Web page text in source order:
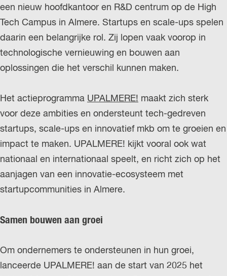
e
r
l
a
n
s
een nieuw hoofdkantoor en R&D centrum op de High
Tech Campus in Almere. Startups en scale-ups spelen
daarin een belangrijke rol. Zij lopen vaak voorop in
technologische vernieuwing en bouwen aan
oplossingen die het verschil kunnen maken.
Het actieprogramma UPALMERE! maakt zich sterk
voor deze ambities en ondersteunt tech-gedreven
startups, scale-ups en innovatief mkb om te groeien en
impact te maken. UPALMERE! kijkt vooral ook wat
nationaal en internationaal speelt, en richt zich op het
aanjagen van een innovatie-ecosysteem met
startupcommunities in Almere.
Samen bouwen aan groei
Om ondernemers te ondersteunen in hun groei,
lanceerde UPALMERE! aan de start van 2025 het